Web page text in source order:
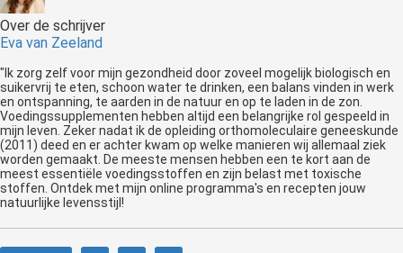
Over de schrijver
Eva van Zeeland
"Ik zorg zelf voor mijn gezondheid door zoveel mogelijk biologisch en
suikervrij te eten, schoon water te drinken, een balans vinden in werk
en ontspanning, te aarden in de natuur en op te laden in de zon.
Voedingssupplementen hebben altijd een belangrijke rol gespeeld in
mijn leven. Zeker nadat ik de opleiding orthomoleculaire geneeskunde
(2011) deed en er achter kwam op welke manieren wij allemaal ziek
worden gemaakt. De meeste mensen hebben een te kort aan de
meest essentiële voedingsstoffen en zijn belast met toxische
stoffen. Ontdek met mijn online programma's en recepten jouw
natuurlijke levensstijl!